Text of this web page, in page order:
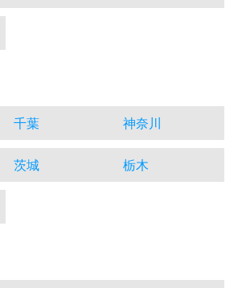
千葉 神奈川
茨城 栃木